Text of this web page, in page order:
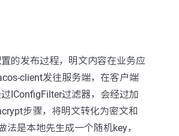
的发布过程，明文内容在业务应
client发往服务端，在客户端
IConfigFilter过滤器，会经过加
步骤，将明文转化为密文和
法是本地先生成一个随机key，